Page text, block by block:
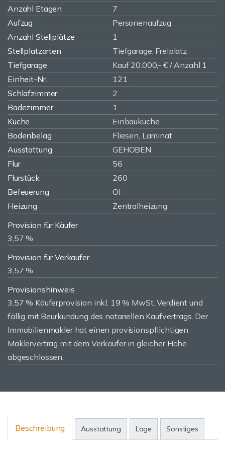
Anzahl Etagen
7
Aufzug
Personenaufzug
Anzahl Stellplätze
1
Stellplatzarten
Tiefgarage, Freiplatz
Tiefgarage
Kauf 20.000,- € / Anzahl 1
Einheit-Nr.
121
Schlafzimmer
2
Badezimmer
1
Küche
Einbauküche
Bodenbelag
Fliesen, Laminat
Ausstattung
GEHOBEN
Flur
56
Flurstück
260
Befeuerung
Öl
Heizung
Zentralheizung
Provision für Käufer
3,57 %
Provision für Verkäufer
3,57 %
Provisionshinweis
3,57 % Käuferprovision inkl. 19 % MwSt. Verdient und
fällig mit Beurkundung des notariellen Kaufvertrags. Der
Immobilienmakler hat einen provisionspflichtigen
Maklervertrag mit dem Verkäufer in gleicher Höhe
abgeschlossen.
Beschreibung Ausstattung Lage Sonstiges